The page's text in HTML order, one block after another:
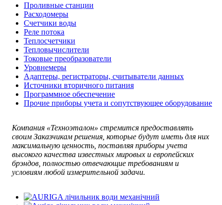
Проливные станции
Расходомеры
Счетчики воды
Реле потока
Теплосчетчики
Тепловычислители
Токовые преобразователи
Уровнемеры
Адаптеры, регистраторы, считыватели данных
Источники вторичного питания
Программное обеспечение
Прочие приборы учета и сопутствующее оборудование
Компания «Техноэталон» стремится предоставлять
своим Заказчикам решения, которые будут иметь для них
максимальную ценность, поставляя приборы учета
высокого качества известных мировых и европейских
брэндов, полностью отвечающие требованиям и
условиям любой измерительной задачи.